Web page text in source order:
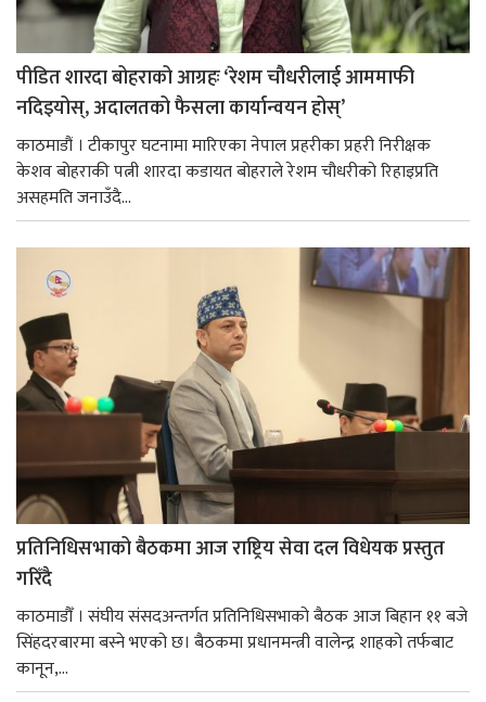
पीडित शारदा बोहराको आग्रहः ‘रेशम चौधरीलाई आममाफी
नदिइयोस्, अदालतको फैसला कार्यान्वयन होस्’
काठमाडौं । टीकापुर घटनामा मारिएका नेपाल प्रहरीका प्रहरी निरीक्षक
केशव बोहराकी पत्नी शारदा कडायत बोहराले रेशम चौधरीको रिहाइप्रति
असहमति जनाउँदै...
प्रतिनिधिसभाको बैठकमा आज राष्ट्रिय सेवा दल विधेयक प्रस्तुत
गरिँदै
काठमाडौँ । संघीय संसदअन्तर्गत प्रतिनिधिसभाको बैठक आज बिहान ११ बजे
सिंहदरबारमा बस्ने भएको छ। बैठकमा प्रधानमन्त्री वालेन्द्र शाहको तर्फबाट
कानून,...